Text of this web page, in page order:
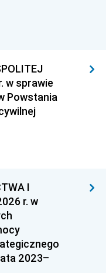
w sprawie
Powstania
I
r. w
2023–